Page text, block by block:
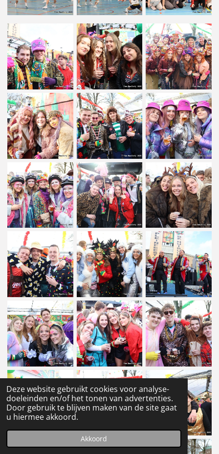
Deze website gebruikt cookies voor analyse-
doeleinden en/of het tonen van advertenties.
Door gebruik te blijven maken van de site gaat
u hiermee akkoord.
Akkoord